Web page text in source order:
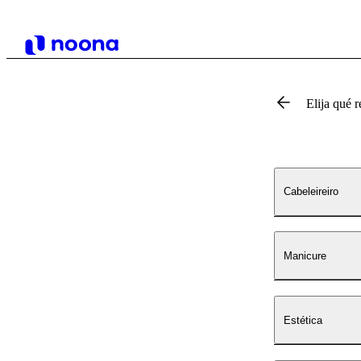
Elija qué
Cabeleireiro
Manicure
Estética